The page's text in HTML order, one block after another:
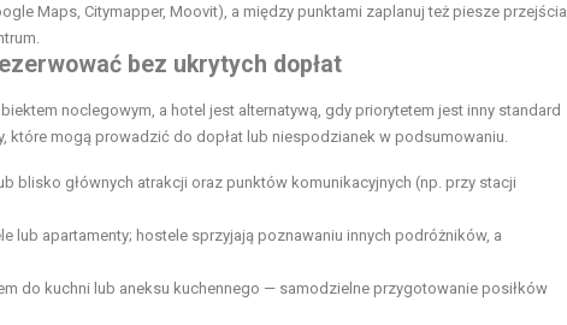
Maps, Citymapper, Moovit), a między punktami zaplanuj też piesze przejścia
bez ukrytych dopłat
noclegowym, a hotel jest alternatywą, gdy priorytetem jest inny standard
mogą prowadzić do dopłat lub niespodzianek w podsumowaniu.
blisko głównych atrakcji oraz punktów komunikacyjnych (np. przy stacji
lub apartamenty; hostele sprzyjają poznawaniu innych podróżników, a
do kuchni lub aneksu kuchennego — samodzielne przygotowanie posiłków